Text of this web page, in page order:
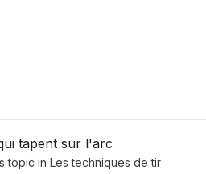
tapent sur l'arc
topic in Les techniques de tir